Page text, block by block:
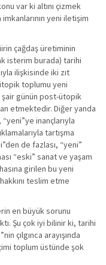
var ki altını çizmek
yeni iletişim
çağdaş üretiminin
isterim burada) tarihi
ilişkisinde iki zıt
toplumu yeni
günün post-ütopik
etmektedir. Diğer yanda
inançlarıyla
tartışma
de fazlası, “yeni”
“eski” sanat ve yaşam
girilen bu yeni
teslim etme
en büyük sorunu
Şu çok iyi bilinir ki, tarihi
çılgınca arayışında
toplum üstünde şok